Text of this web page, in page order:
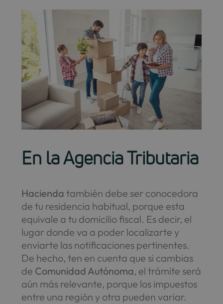
En la Agencia Tributaria
Hacienda también debe ser conocedora
de tu residencia habitual, porque esta
equivale a tu domicilio fiscal. Es decir, el
lugar donde va a poder localizarte y
enviarte las notificaciones pertinentes.
De hecho, ten en cuenta que si cambias
de Comunidad Autónoma, el trámite será
aún más relevante, porque los impuestos
entre una región y otra pueden variar.